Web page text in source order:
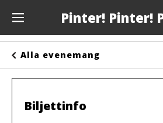
Pinter! Pinter!
Anslagstavlan
Arrangörer
Alla evenemang
Biljettinfo